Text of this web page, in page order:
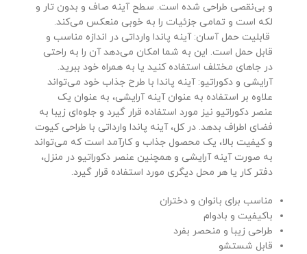
و بی‌نقصی طراحی شده است. سطح آینه صاف و بدون تار و
لکه است و تمامی جزئیات را به خوبی منعکس می‌کند.
قابلیت حمل آسان: آینه پاندا وارداتی در اندازه مناسب و
قابل حمل است. این به شما امکان می‌دهد آن را به راحتی
در جاهای مختلف استفاده کنید یا به همراه خود ببرید.
آرایشی و دکوراتیو: آینه پاندا با طرح جذاب خود می‌تواند
علاوه بر استفاده به عنوان آینه آرایشی، به عنوان یک
عنصر دکوراتیو نیز مورد استفاده قرار گیرد و جلوه‌ای زیبا به
فضای اطراف بدهد. در کل، آینه پاندا وارداتی با طراحی کیوت
و کیفیت بالا، یک محصول جذاب و کارآمد است که می‌تواند
به صورت آینه آرایشی و همچنین عنصر دکوراتیو در منزل،
دفتر کار یا هر محل دیگری مورد استفاده قرار گیرد.
مناسب برای بانوان و دختران
باکیفیت و بادوام
طراحی زیبا و منحصر بفرد
قابل شستشو